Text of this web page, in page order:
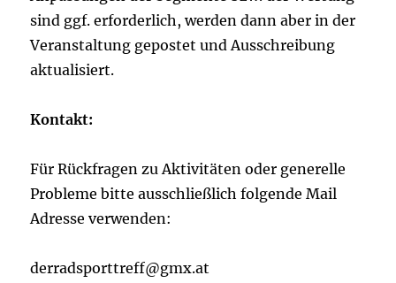
sind ggf. erforderlich, werden dann aber in der
Veranstaltung gepostet und Ausschreibung
aktualisiert.
Kontakt:
Für Rückfragen zu Aktivitäten oder generelle
Probleme bitte ausschließlich folgende Mail
Adresse verwenden:
derradsporttreff@gmx.at